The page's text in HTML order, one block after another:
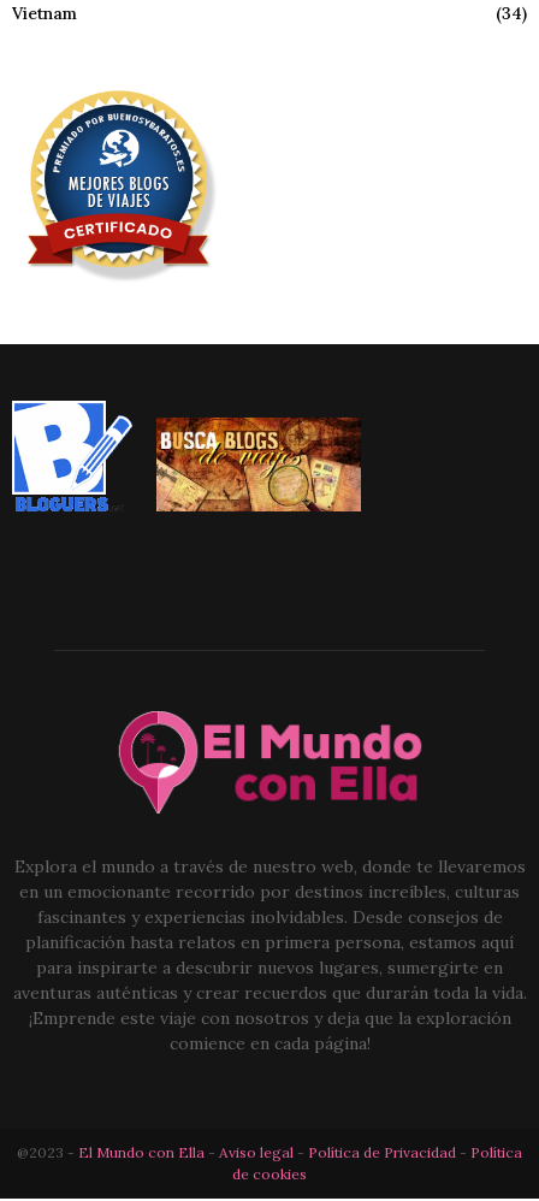
Vietnam
(34)
Explora el mundo a través de nuestro web, donde te llevaremos
en un emocionante recorrido por destinos increíbles, culturas
fascinantes y experiencias inolvidables. Desde consejos de
planificación hasta relatos en primera persona, estamos aquí
para inspirarte a descubrir nuevos lugares, sumergirte en
aventuras auténticas y crear recuerdos que durarán toda la vida.
¡Emprende este viaje con nosotros y deja que la exploración
comience en cada página!
@2023 - El Mundo con Ella - Aviso legal - Política de Privacidad - Política
de cookies